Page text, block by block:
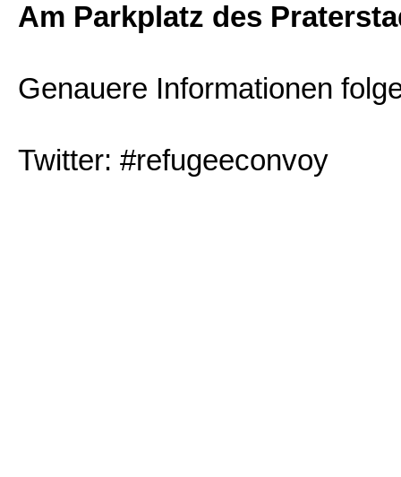
Am Parkplatz des
Genauere Informationen
Twitter: #refugeeconvoy